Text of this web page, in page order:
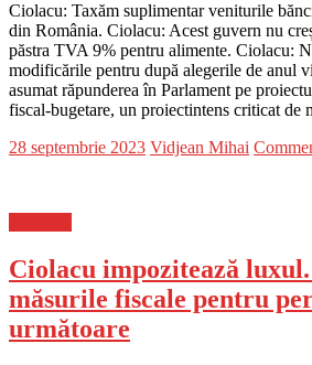
Ciolacu: Taxăm suplimentar veniturile
din România. Ciolacu: Acest guvern nu
păstra TVA 9% pentru alimente. Ciolacu:
modificările pentru după alegerile de anul
asumat răpunderea în Parlament pe
fiscal-bugetare, un proiectintens criticat
Posted
28 septembrie 2023 Author
Vidjean Mihai
Ciolacu impozitează
măsurile fiscale pentru
următoare